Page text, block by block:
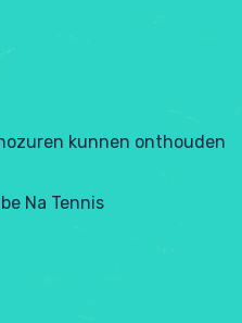
kunnen onthouden
Na Tennis